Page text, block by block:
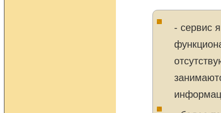
- сервис